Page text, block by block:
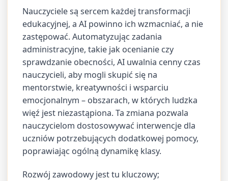
Nauczyciele są sercem każdej transformacji
edukacyjnej, a AI powinno ich wzmacniać, a nie
zastępować. Automatyzując zadania
administracyjne, takie jak ocenianie czy
sprawdzanie obecności, AI uwalnia cenny czas
nauczycieli, aby mogli skupić się na
mentorstwie, kreatywności i wsparciu
emocjonalnym – obszarach, w których ludzka
więź jest niezastąpiona. Ta zmiana pozwala
nauczycielom dostosowywać interwencje dla
uczniów potrzebujących dodatkowej pomocy,
poprawiając ogólną dynamikę klasy.
Rozwój zawodowy jest tu kluczowy;